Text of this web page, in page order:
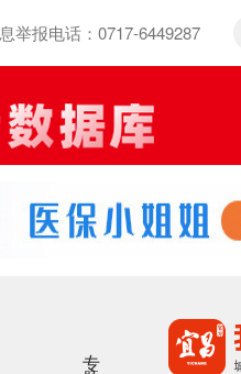
举报电话：0717-6449287
专题